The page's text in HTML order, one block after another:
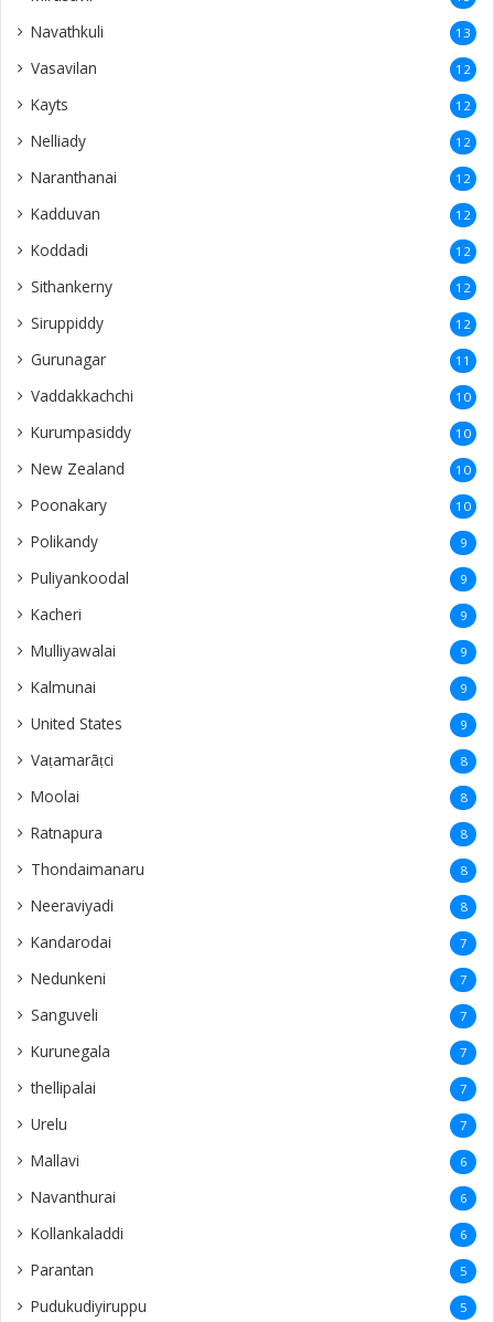
Navathkuli 13
Vasavilan 12
Kayts 12
Nelliady 12
Naranthanai 12
Kadduvan 12
Koddadi 12
Sithankerny 12
Siruppiddy 12
Gurunagar 11
Vaddakkachchi 10
Kurumpasiddy 10
New Zealand 10
Poonakary 10
Polikandy 9
Puliyankoodal 9
Kacheri 9
Mulliyawalai 9
Kalmunai 9
United States 9
Vaṭamarāṭci 8
Moolai 8
Ratnapura 8
Thondaimanaru 8
Neeraviyadi 8
Kandarodai 7
Nedunkeni 7
Sanguveli 7
Kurunegala 7
thellipalai 7
Urelu 7
Mallavi 6
Navanthurai 6
Kollankaladdi 6
Parantan 5
Pudukudiyiruppu 5